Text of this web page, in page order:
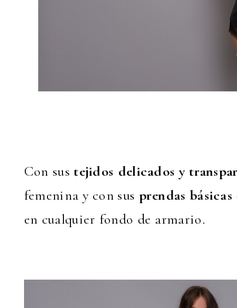
Con sustejidos delicados y
femenina y con sus prendas básicas
en cualquier fondo de armario.